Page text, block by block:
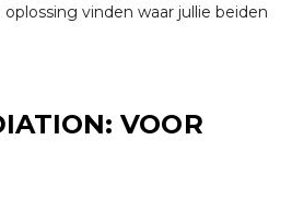
vinden waar jullie beiden
VOOR